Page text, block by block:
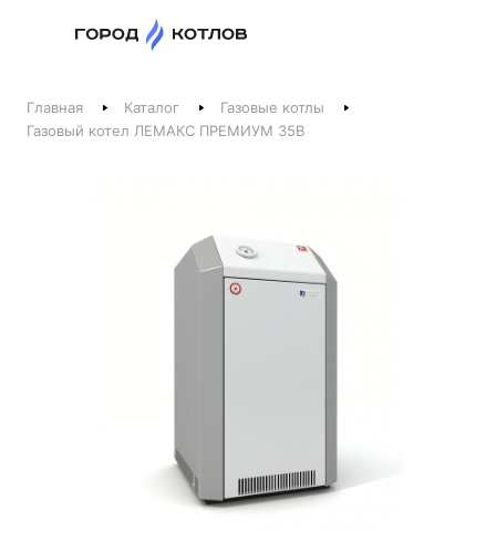
Телефоны
+375 44 521-06-41
Главная Каталог
Газовые котлы
Газовый котел ЛЕМАКС ПРЕМИУМ 35В